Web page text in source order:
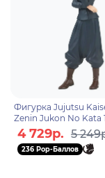
Тем не
под
преодолевает
Фигурка Jujutsu
Zenin Jukon No Kata
4 729р. 5
236 Pop-Баллов